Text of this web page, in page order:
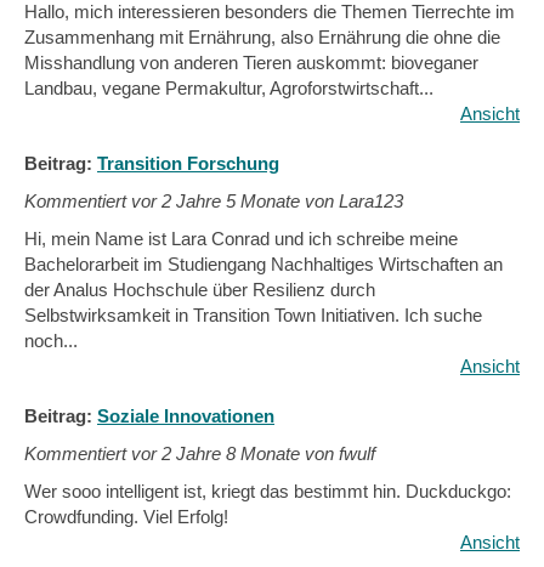
Hallo, mich interessieren besonders die Themen Tierrechte im
Zusammenhang mit Ernährung, also Ernährung die ohne die
Misshandlung von anderen Tieren auskommt: bioveganer
Landbau, vegane Permakultur, Agroforstwirtschaft...
Ansicht
Beitrag: Transition Forschung
Kommentiert vor2 Jahre 5 Monate von Lara123
Hi, mein Name ist Lara Conrad und ich schreibe meine
Bachelorarbeit im Studiengang Nachhaltiges Wirtschaften an
der Analus Hochschule über Resilienz durch
Selbstwirksamkeit in Transition Town Initiativen. Ich suche
noch...
Ansicht
Beitrag: Soziale Innovationen
Kommentiert vor2 Jahre 8 Monate von fwulf
Wer sooo intelligent ist, kriegt das bestimmt hin. Duckduckgo:
Crowdfunding. Viel Erfolg!
Ansicht